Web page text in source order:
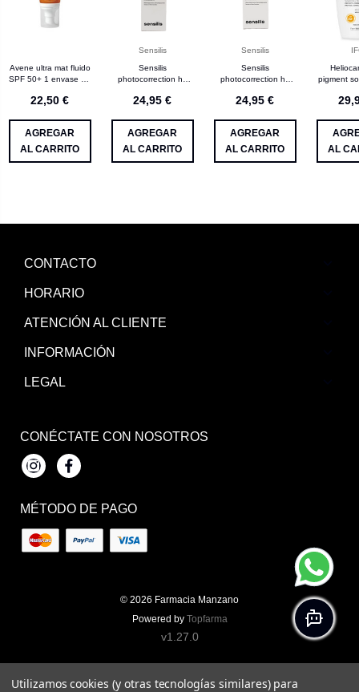
Avene ultra mat fluido
SPF 50+ 1 envase 50
22,50 €
AGREGAR
AL CARRITO
Sensilis
Sensilis
photocorrection ha
24,95 €
AGREGAR
AL CARRITO
Sensilis
Sensilis
photocorrection ha
24,95 €
AGREGAR
AL CARRITO
pigment
AL
CONTACTO
HORARIO
ATENCIÓN AL CLIENTE
INFORMACIÓN
LEGAL
CONÉCTATE CON NOSOTROS
InstagramFacebook
MÉTODO DE PAGO
© 2026 Farmacia Manzano
Powered by Topfarma
v1.27.0
Utilizamos cookies (y otras tecnologías similares) para